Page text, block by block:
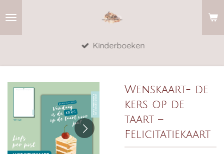
hoofdinhoud
Kinderboeken
Wenskaart- de
kers op de
taart –
Felicitatiekaart